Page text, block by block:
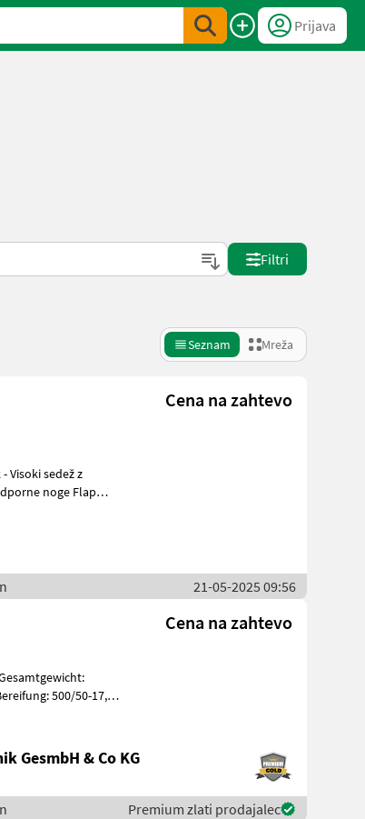
Prijava
Filtri
Seznam Mreža
Cena na zahtevo
Visoki sedež z
21-05-2025 09:56
Cena na zahtevo
GesmbH & Co KG
Premium zlati prodajalec